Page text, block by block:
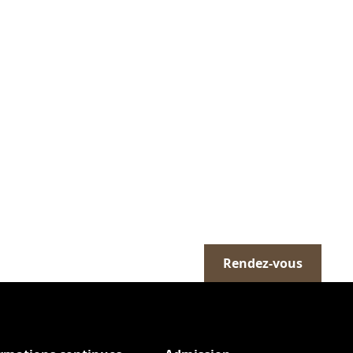
Rendez-vous